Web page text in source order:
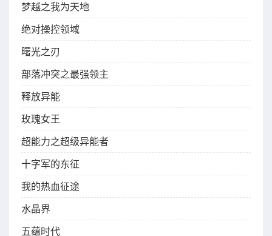
梦越之我为天地
绝对操控领域
曙光之刃
部落冲突之最强领主
释放异能
玫瑰女王
超能力之超级异能者
十字军的东征
我的热血征途
水晶界
五蕴时代